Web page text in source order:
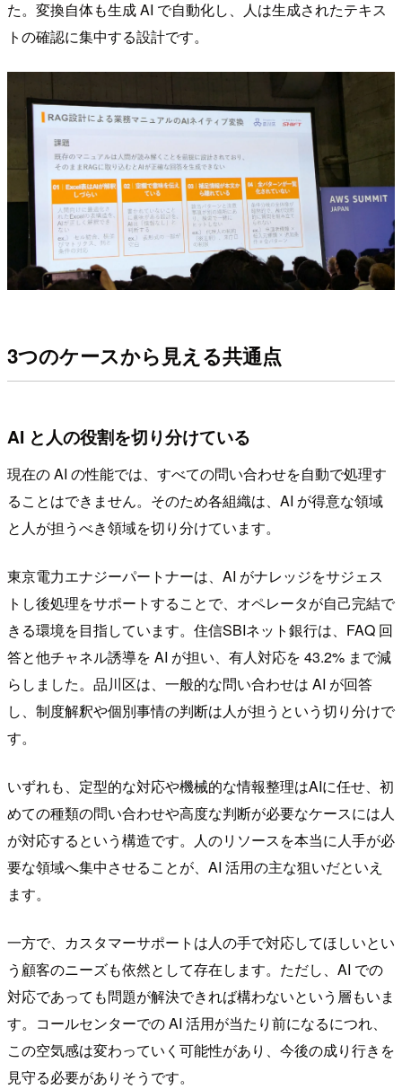
た。変換自体も生成 AI で自動化し、人は生成されたテキス
トの確認に集中する設計です。
3つのケースから見える共通点
AI と人の役割を切り分けている
現在の AI の性能では、すべての問い合わせを自動で処理す
ることはできません。そのため各組織は、AI が得意な領域
と人が担うべき領域を切り分けています。
東京電力エナジーパートナーは、AI がナレッジをサジェス
トし後処理をサポートすることで、オペレータが自己完結で
きる環境を目指しています。住信SBIネット銀行は、FAQ 回
答と他チャネル誘導を AI が担い、有人対応を 43.2% まで減
らしました。品川区は、一般的な問い合わせは AI が回答
し、制度解釈や個別事情の判断は人が担うという切り分けで
す。
いずれも、定型的な対応や機械的な情報整理はAIに任せ、初
めての種類の問い合わせや高度な判断が必要なケースには人
が対応するという構造です。人のリソースを本当に人手が必
要な領域へ集中させることが、AI 活用の主な狙いだといえ
ます。
一方で、カスタマーサポートは人の手で対応してほしいとい
う顧客のニーズも依然として存在します。ただし、AI での
対応であっても問題が解決できれば構わないという層もいま
す。コールセンターでの AI 活用が当たり前になるにつれ、
この空気感は変わっていく可能性があり、今後の成り行きを
見守る必要がありそうです。